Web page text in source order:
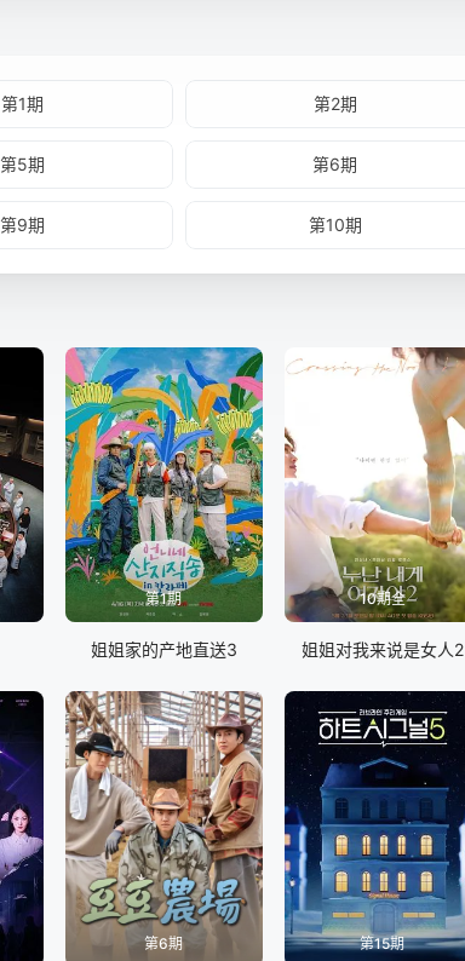
第1期 第2期
第5期 第6期
第9期 第10期
第1期
姐姐家的产地直送3
10期全
姐姐对我来说是女人2
第6期 第15期